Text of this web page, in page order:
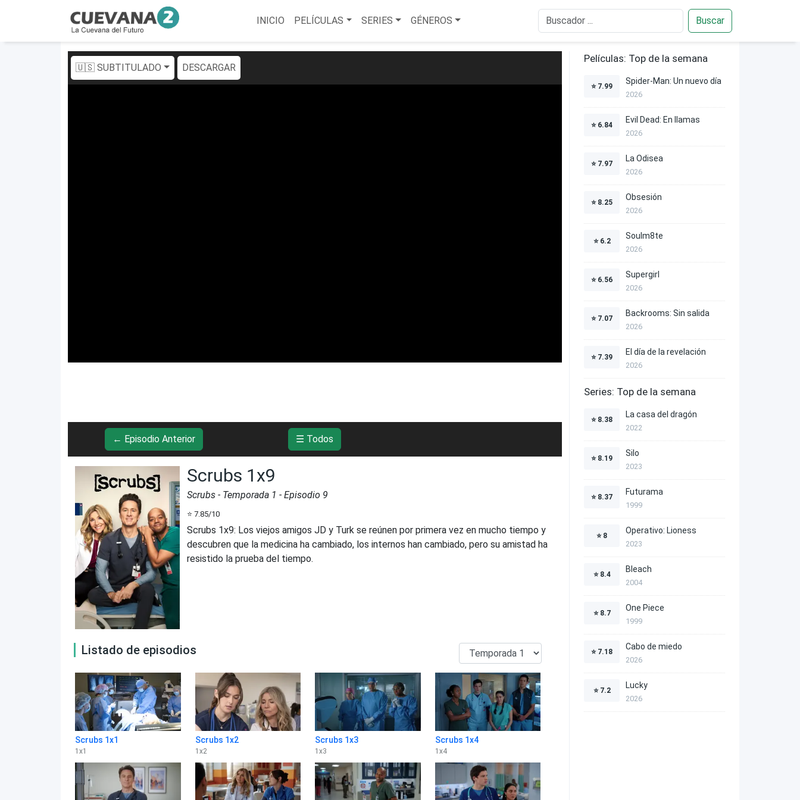
INICIO PELÍCULAS SERIES GÉNEROS Buscar
🇺🇸 SUBTITULADO DESCARGAR
← Episodio Anterior ☰ Todos
Scrubs 1x9
Scrubs - Temporada 1 - Episodio 9
⭐ 7.85/10
Scrubs 1x9: Los viejos amigos JD y Turk se reúnen por primera vez en mucho tiempo y
descubren que la medicina ha cambiado, los internos han cambiado, pero su amistad ha
resistido la prueba del tiempo.
Listado de episodios
Scrubs 1x1
1 x1
Scrubs 1x2
1 x2
Scrubs 1x3
1 x3
Scrubs 1x4
1 x4
Películas: Top de la semana
⭐ 7.99
Spider-Man: Un nuevo día
2026
⭐ 6.84
Evil Dead: En llamas
2026
⭐ 7.97
La Odisea
2026
⭐ 8.25
Obsesión
2026
⭐ 6.2
Soulm8te
2026
⭐ 6.56
Supergirl
2026
⭐ 7.07
Backrooms: Sin salida
2026
⭐ 7.39
El día de la revelación
2026
Series: Top de la semana
⭐ 8.38
La casa del dragón
2022
⭐ 8.19
Silo
2023
⭐ 8.37
Futurama
1999
⭐ 8
Operativo: Lioness
2023
⭐ 8.4
Bleach
2004
⭐ 8.7
One Piece
1999
⭐ 7.18
Cabo de miedo
2026
⭐ 7.2
Lucky
2026